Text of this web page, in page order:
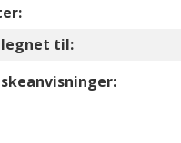
til: